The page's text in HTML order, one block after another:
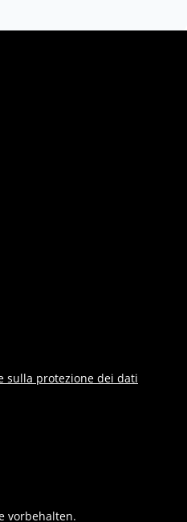
sulla protezione dei dati
vorbehalten.